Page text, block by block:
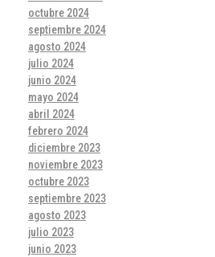
octubre 2024
septiembre 2024
agosto 2024
julio 2024
junio 2024
mayo 2024
abril 2024
febrero 2024
diciembre 2023
noviembre 2023
octubre 2023
septiembre 2023
agosto 2023
julio 2023
junio 2023